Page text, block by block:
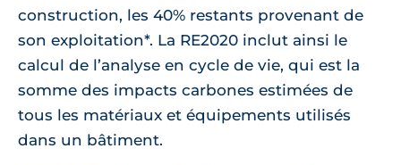
construction, les 40% restants provenant de
son exploitation*. La RE2020 inclut ainsi le
calcul de l’analyse en cycle de vie, qui est la
somme des impacts carbones estimées de
tous les matériaux et équipements utilisés
dans un bâtiment.